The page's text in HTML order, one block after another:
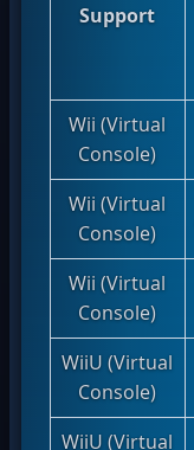
Support
Wii (Virtual
Console)
Wii (Virtual
Console)
Wii (Virtual
Console)
WiiU (Virtual
Console)
WiiU (Virtual